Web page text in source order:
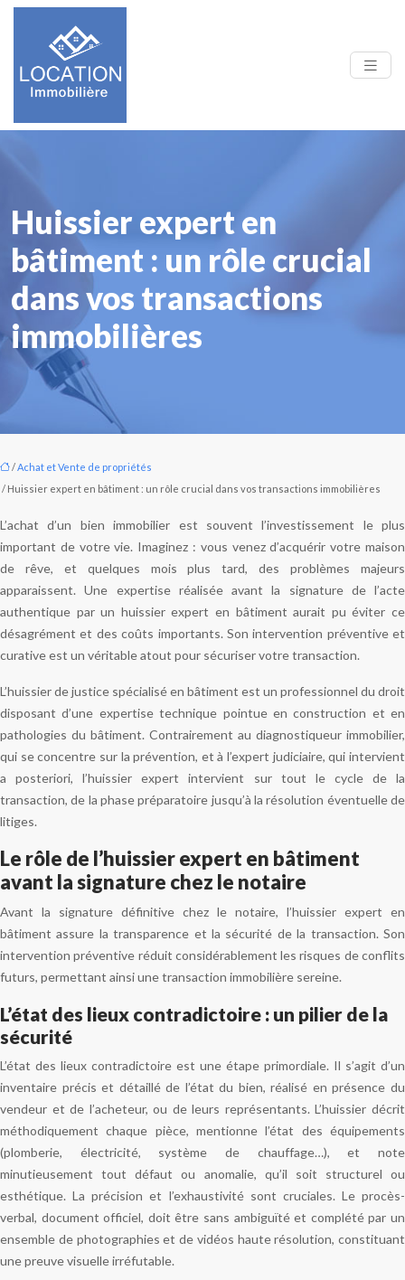
Huissier expert en
bâtiment : un rôle crucial
dans vos transactions
immobilières
/ Achat et Vente de propriétés
/ Huissier expert en bâtiment : un rôle crucial dans vos transactions immobilières
L’achat d’un bien immobilier est souvent l’investissement le plus
important de votre vie. Imaginez : vous venez d’acquérir votre maison
de rêve, et quelques mois plus tard, des problèmes majeurs
apparaissent. Une expertise réalisée avant la signature de l’acte
authentique par un huissier expert en bâtiment aurait pu éviter ce
désagrément et des coûts importants. Son intervention préventive et
curative est un véritable atout pour sécuriser votre transaction.
L’huissier de justice spécialisé en bâtiment est un professionnel du droit
disposant d’une expertise technique pointue en construction et en
pathologies du bâtiment. Contrairement au diagnostiqueur immobilier,
qui se concentre sur la prévention, et à l’expert judiciaire, qui intervient
a posteriori, l’huissier expert intervient sur tout le cycle de la
transaction, de la phase préparatoire jusqu’à la résolution éventuelle de
litiges.
Le rôle de l’huissier expert en bâtiment
avant la signature chez le notaire
Avant la signature définitive chez le notaire, l’huissier expert en
bâtiment assure la transparence et la sécurité de la transaction. Son
intervention préventive réduit considérablement les risques de conflits
futurs, permettant ainsi une transaction immobilière sereine.
L’état des lieux contradictoire : un pilier de la
sécurité
L’état des lieux contradictoire est une étape primordiale. Il s’agit d’un
inventaire précis et détaillé de l’état du bien, réalisé en présence du
vendeur et de l’acheteur, ou de leurs représentants. L’huissier décrit
méthodiquement chaque pièce, mentionne l’état des équipements
(plomberie, électricité, système de chauffage…), et note
minutieusement tout défaut ou anomalie, qu’il soit structurel ou
esthétique. La précision et l’exhaustivité sont cruciales. Le procès-
verbal, document officiel, doit être sans ambiguïté et complété par un
ensemble de photographies et de vidéos haute résolution, constituant
une preuve visuelle irréfutable.